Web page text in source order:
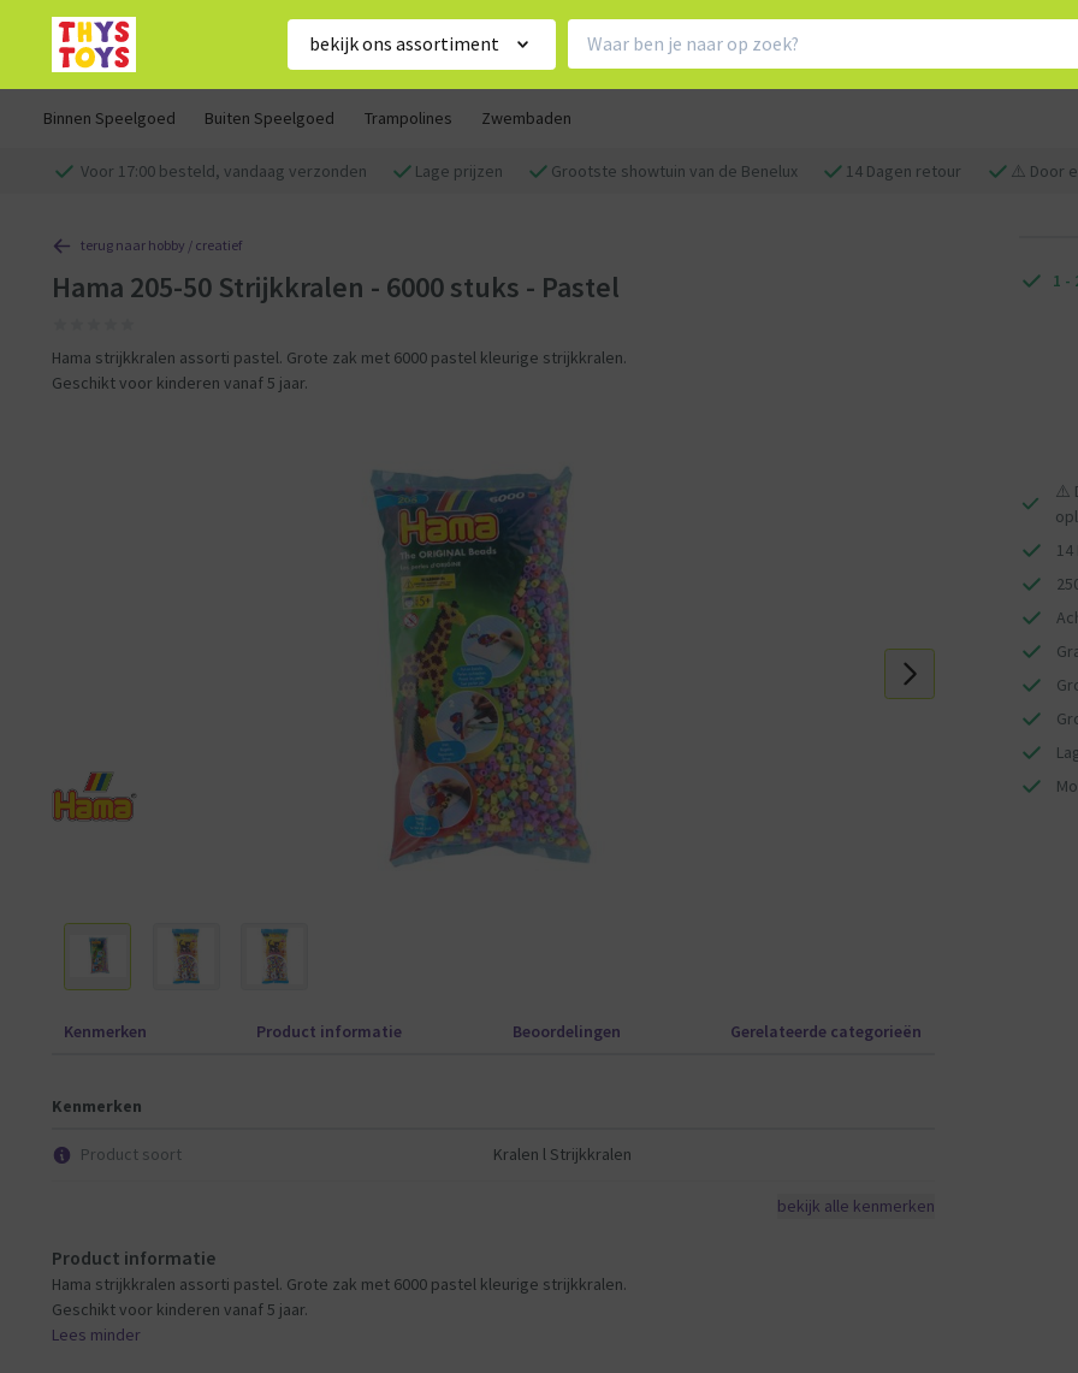
bekijk ons assortiment
Binnen Speelgoed Buiten Speelgoed Trampolines Zwembaden
Voor 17:00 besteld, vandaag verzonden Lage prijzen Grootste showtuin van de Benelux 14 Dagen retour ⚠️ Door
terug naar hobby / creatief
Hama 205-50 Strijkkralen - 6000 stuks - Pastel
Hama strijkkralen assorti pastel. Grote zak met 6000 pastel kleurige strijkkralen.
Geschikt voor kinderen vanaf 5 jaar.
Kenmerken Product informatie Beoordelingen Gerelateerde categorieën
Kenmerken
Product soort Kralen l Strijkkralen
bekijk alle kenmerken
Product informatie
Hama strijkkralen assorti pastel. Grote zak met 6000 pastel kleurige strijkkralen.
Geschikt voor kinderen vanaf 5 jaar.
Lees minder
1 -
⚠️